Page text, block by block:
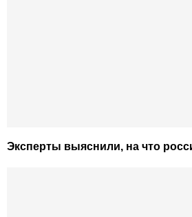
Эксперты выяснили, на что